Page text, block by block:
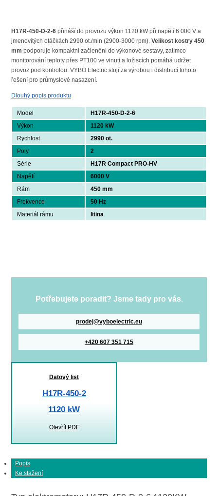
H17R-450-D-2-6 přináší do provozu výkon 1120 kW při napětí 6 000 V a
jmenovitých otáčkách 2990 ot./min (2900-3000 rpm). Velikost kostry 450
mm podporuje kompaktní začlenění do výkonové sestavy, zatímco
monitorování teploty přes PT100 ve vinutí a ložiscích pomáhá udržet
provoz pod kontrolou. VYBO Electric stojí za výrobou i distribucí tohoto
řešení pro průmyslové nasazení.
Dlouhý popis produktu
Model
H17R-450-D-2-6
Výkon
1120 kW
Rychlost
2990 ot.
Poly
2
Série
H17R Compact PRO-HV
Napětí
6000 V
Rám
450 mm
Frekvence
50 Hz
Materiál rámu
litina
Potřebujete poradit? Jsme tady pro vás.
prodej@vyboelectric.eu
+420 607 351 715
Datový list
H17R-450-2
1120 kW
Otevřít PDF
Popis
Ke stažení